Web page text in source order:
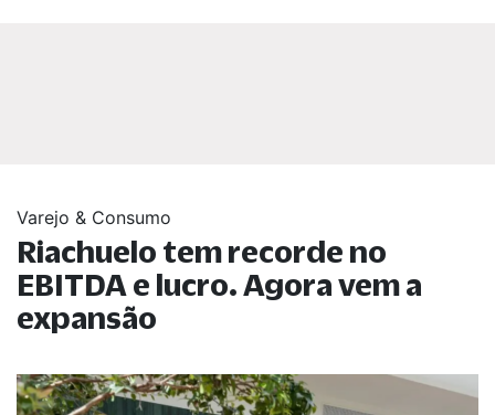
Varejo & Consumo
Riachuelo tem recorde no
EBITDA e lucro. Agora vem a
expansão